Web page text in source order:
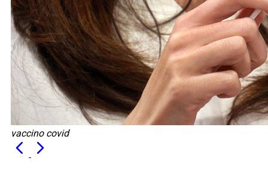
vaccino covid